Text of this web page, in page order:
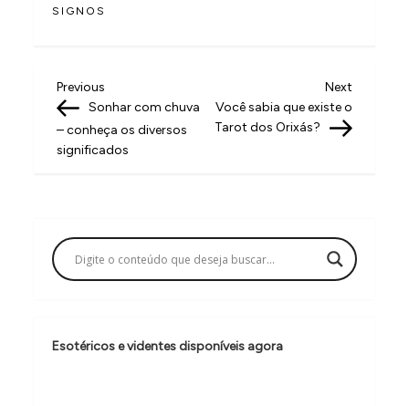
SIGNOS
N
a
v
a
ç
o
d
Previous
Post
Previous
Sonhar com chuva
– conheça os diversos
significados
Next
Post
Next
Você sabia que existe o
Tarot dos Orixás?
Esotéricos e videntes disponíveis agora